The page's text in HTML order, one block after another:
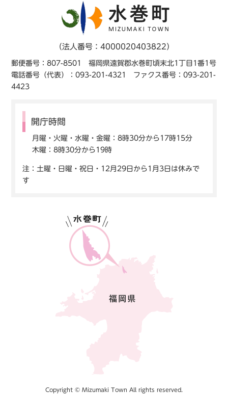
（法人番号：4000020403822）
郵便番号：807-8501 福岡県遠賀郡水巻町頃末北1丁目1番1号
電話番号（代表）：093-201-4321 ファクス番号：093-201-
4423
開庁時間
月曜・火曜・水曜・金曜：8時30分から17時15分
木曜：8時30分から19時
注：土曜・日曜・祝日・12月29日から1月3日は休みで
す
Copyright © Mizumaki Town All rights reserved.